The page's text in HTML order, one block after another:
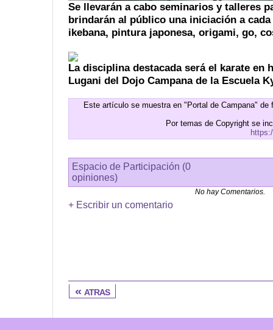
Se llevarán a cabo seminarios y talleres
brindarán al público una iniciación a
ikebana, pintura japonesa, origami, go,
La disciplina destacada será el karate en
Lugani del Dojo Campana de la Escuela
Este artículo se muestra en "Portal de Campana"
Por temas de Copyright se
Espacio de Participación (0
opiniones)
No hay Comentarios.
+ Escribir un comentario
« atras